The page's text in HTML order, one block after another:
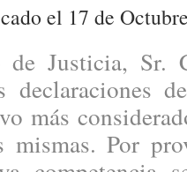
el 17 de
Sr.
declaraciones
más
mismas. Por